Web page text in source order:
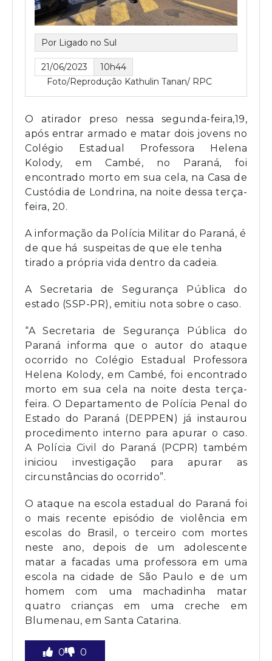
Por Ligado no Sul
21/06/2023
10h44
Foto/Reprodução Kathulin Tanan/ RPC
O atirador preso nessa segunda-feira,19,
após entrar armado e matar dois jovens no
Colégio Estadual Professora Helena
Kolody, em Cambé, no Paraná, foi
encontrado morto em sua cela, na Casa de
Custódia de Londrina, na noite dessa terça-
feira, 20.
A informação da Polícia Militar do Paraná, é
de que há suspeitas de que ele tenha
tirado a própria vida dentro da cadeia.
A Secretaria de Segurança Pública do
estado (SSP-PR), emitiu nota sobre o caso.
“A Secretaria de Segurança Pública do
Paraná informa que o autor do ataque
ocorrido no Colégio Estadual Professora
Helena Kolody, em Cambé, foi encontrado
morto em sua cela na noite desta terça-
feira. O Departamento de Polícia Penal do
Estado do Paraná (DEPPEN) já instaurou
procedimento interno para apurar o caso.
A Polícia Civil do Paraná (PCPR) também
iniciou investigação para apurar as
circunstâncias do ocorrido”.
O ataque na escola estadual do Paraná foi
o mais recente episódio de violência em
escolas do Brasil, o terceiro com mortes
neste ano, depois de um adolescente
matar a facadas uma professora em uma
escola na cidade de São Paulo e de um
homem com uma machadinha matar
quatro crianças em uma creche em
Blumenau, em Santa Catarina.
0 0